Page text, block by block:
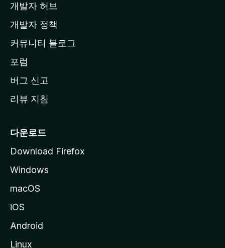
이
지
이
동
개발자 허브
개발자 정책
커뮤니티 블로그
포럼
버그 신고
리뷰 지침
다운로드
Download Firefox
Windows
macOS
iOS
Android
Linux